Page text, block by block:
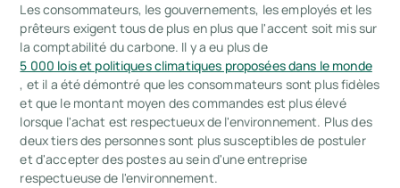
Les consommateurs, les gouvernements, les employés et les
prêteurs exigent tous de plus en plus que l'accent soit mis sur
la comptabilité du carbone. Il y a eu plus de
5 000 lois et politiques climatiques proposées dans le monde
, et il a été démontré que les consommateurs sont plus fidèles
et que le montant moyen des commandes est plus élevé
lorsque l'achat est respectueux de l'environnement. Plus des
deux tiers des personnes sont plus susceptibles de postuler
et d'accepter des postes au sein d'une entreprise
respectueuse de l'environnement.